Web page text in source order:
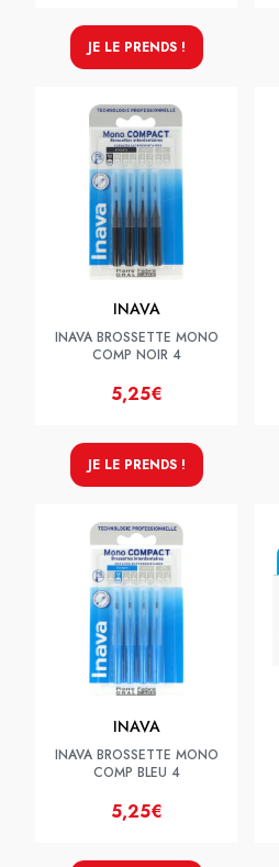
JE LE PRENDS !
INAVA
INAVA BROSSETTE MONO
COMP NOIR 4
5,25€
JE LE PRENDS !
INAVA
INAVA BROSSETTE MONO
COMP BLEU 4
5,25€